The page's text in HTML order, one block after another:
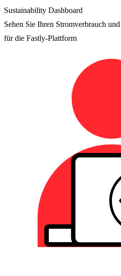
Sustainability Dashboard
Sehen Sie Ihren Stromverbrauch
für die Fastly-Plattform